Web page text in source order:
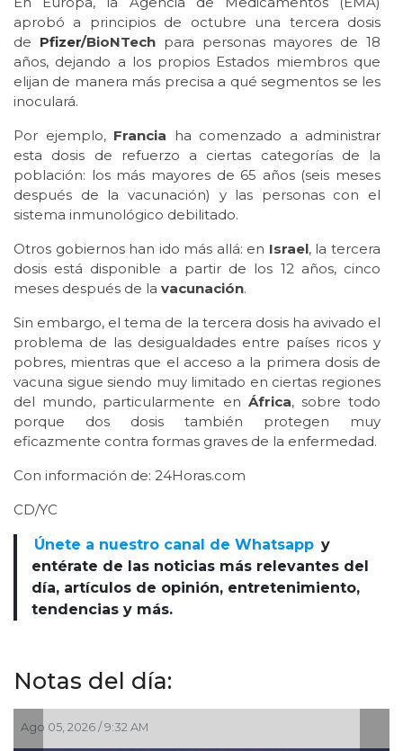
aprobó a principios de octubre una tercera dosis
de Pfizer/BioNTechpara personas mayores de 18
años, dejando a los propios Estados miembros que
elijan de manera más precisa a qué segmentos se les
inoculará.
Por ejemplo, Francia ha comenzado a administrar
esta dosis de refuerzo a ciertas categorías de la
población: los más mayores de 65 años (seis meses
después de la vacunación) y las personas con el
sistema inmunológico debilitado.
Otros gobiernos han ido más allá: en Israel, la tercera
dosis está disponible a partir de los 12 años, cinco
meses después de la vacunación.
Sin embargo, el tema de la tercera dosis ha avivado el
problema de las desigualdades entre países ricos y
pobres, mientras que el acceso a la primera dosis de
vacuna sigue siendo muy limitado en ciertas regiones
del mundo, particularmente en África, sobre todo
porque dos dosis también protegen muy
eficazmente contra formas graves de la enfermedad.
Con información de: 24Horas.com
CD/YC
Únete a nuestro canal de Whatsapp y
entérate de las noticias más relevantes del
día, artículos de opinión, entretenimiento,
tendencias y más.
Notas del día: